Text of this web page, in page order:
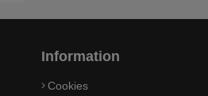
Information
Cookies